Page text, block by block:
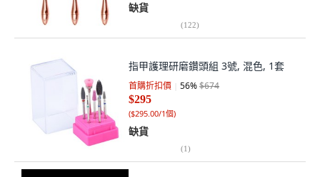
缺貨
(122)
指甲護理研磨鑽頭組 3號, 混色, 1套
首購折扣價 56%$674
$295
($295.00/1個)
缺貨
(1)